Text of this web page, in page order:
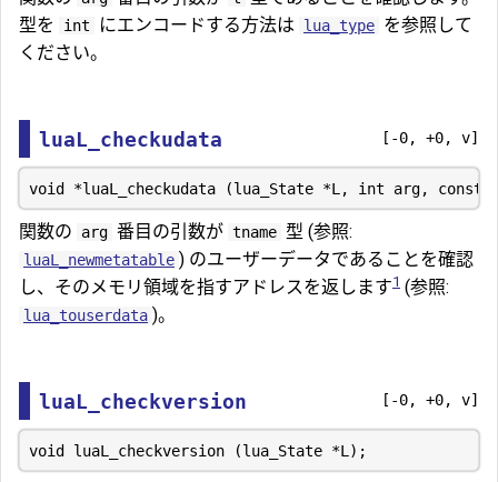
型を
int にエンコードする方法は lua_type を参照して
ください。
luaL_checkudata [-0, +0, v]
関数の arg 番目の引数が tname 型 (参照:
luaL_newmetatable ) のユーザーデータであることを確認
し、そのメモリ領域を指すアドレスを返します1 (参照:
lua_touserdata )。
luaL_checkversion [-0, +0, v]